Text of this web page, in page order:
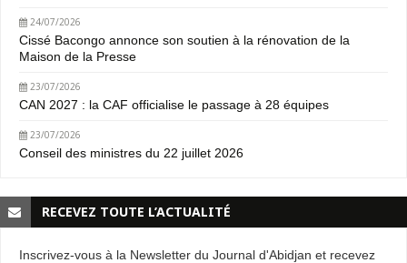
24/07/2026
Cissé Bacongo annonce son soutien à la rénovation de la
Maison de la Presse
23/07/2026
CAN 2027 : la CAF officialise le passage à 28 équipes
23/07/2026
Conseil des ministres du 22 juillet 2026
RECEVEZ TOUTE L’ACTUALITÉ
Inscrivez-vous à la Newsletter du Journal d'Abidjan et recevez